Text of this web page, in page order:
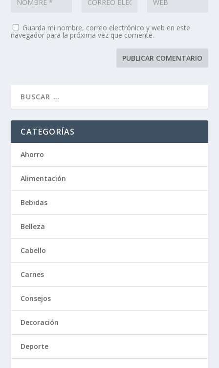
Guarda mi nombre, correo electrónico y web en este
navegador para la próxima vez que comente.
CATEGORÍAS
Ahorro
Alimentación
Bebidas
Belleza
Cabello
Carnes
Consejos
Decoración
Deporte